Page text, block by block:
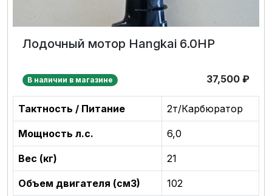
Лодочный мотор Hangkai 6.0HP
В наличии в магазине 37,500 ₽
Тактность / Питание 2т/Карбюратор
Мощность л.с. 6,0
Вес (кг) 21
Объем двигателя (см3) 102